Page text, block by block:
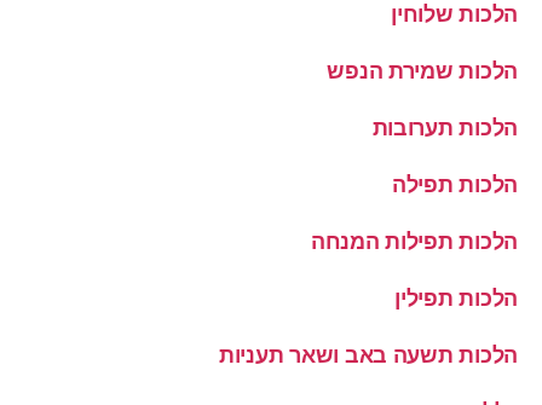
הלכות שלוחין
הלכות שמירת הנפש
הלכות תערובות
הלכות תפילה
הלכות תפילות המנחה
הלכות תפילין
הלכות תשעה באב ושאר תעניות